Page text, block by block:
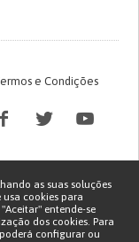
e Condições
as suas soluções
usa cookies para
entende-se
dos cookies. Para
configurar ou